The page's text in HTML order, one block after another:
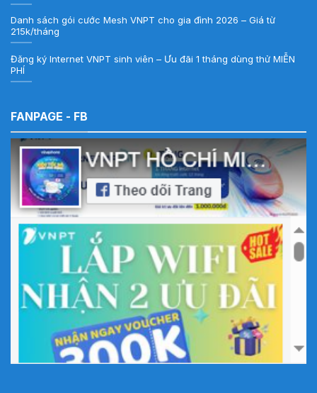
Danh sách gói cước Mesh VNPT cho gia đình 2026 – Giá từ
215k/tháng
Đăng ký Internet VNPT sinh viên – Ưu đãi 1 tháng dùng thử MIỄN
PHÍ
FANPAGE - FB